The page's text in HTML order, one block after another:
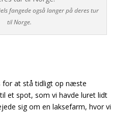
fangede også langer på deres tur
til Norge.
for at stå tidligt op næste
et spot, som vi havde luret lidt
sig om en laksefarm, hvor vi